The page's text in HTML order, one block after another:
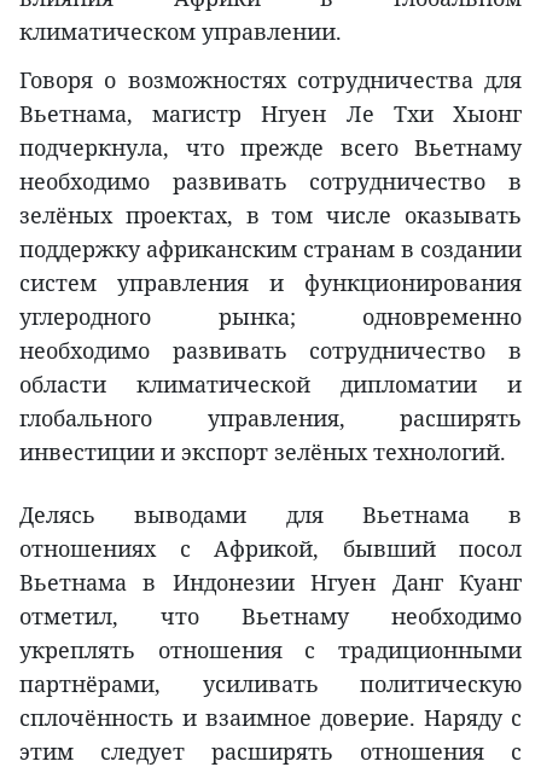
климатическом управлении.
Говоря о возможностях сотрудничества для
Вьетнама, магистр Нгуен Ле Тхи Хыонг
подчеркнула, что прежде всего Вьетнаму
необходимо развивать сотрудничество в
зелёных проектах, в том числе оказывать
поддержку африканским странам в создании
систем управления и функционирования
углеродного рынка; одновременно
необходимо развивать сотрудничество в
области климатической дипломатии и
глобального управления, расширять
инвестиции и экспорт зелёных технологий.
Делясь выводами для Вьетнама в
отношениях с Африкой, бывший посол
Вьетнама в Индонезии Нгуен Данг Куанг
отметил, что Вьетнаму необходимо
укреплять отношения с традиционными
партнёрами, усиливать политическую
сплочённость и взаимное доверие. Наряду с
этим следует расширять отношения с